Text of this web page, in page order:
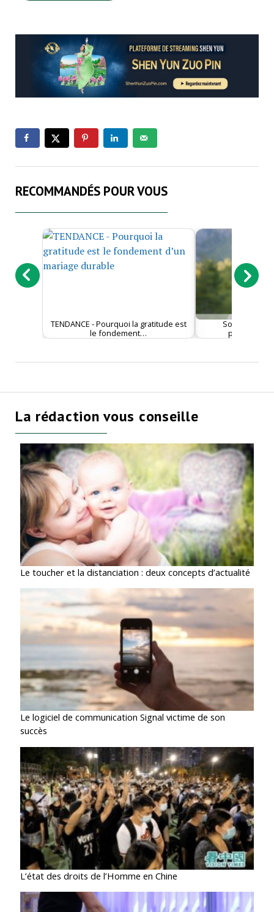
RECOMMANDÉS POUR VOUS
TENDANCE - Pourquoi la gratitude est
le fondement…
Société - De
partenariat
La rédaction vous conseille
Le toucher et la distanciation : deux concepts d’actualité
Le logiciel de communication Signal victime de son
succès
L’état des droits de l’Homme en Chine